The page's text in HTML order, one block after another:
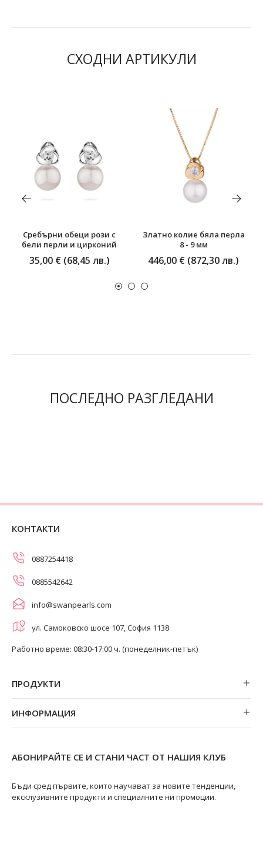
СХОДНИ АРТИКУЛИ
Сребърни обеци рози с
бели перли и цирконий
35,00 € (68,45 лв.)
Златно колие бяла перла
8 - 9 мм
446,00 € (872,30 лв.)
ПОСЛЕДНО РАЗГЛЕДАНИ
КОНТАКТИ
0887254418
0885542642
info@swanpearls.com
ул. Самоковско шосе 107, София 1138
Работно време: 08:30-17:00 ч. (понеделник-петък)
ПРОДУКТИ
Гривни
ИНФОРМАЦИЯ
Магазини
Ремонт на бижута
Видове перли
АБОНИРАЙТЕ СЕ И СТАНИ ЧАСТ ОТ НАШИЯ КЛУБ
Бъди сред първите, които научават за новите тенденции,
ексклузивните продукти и специалните ни промоции.